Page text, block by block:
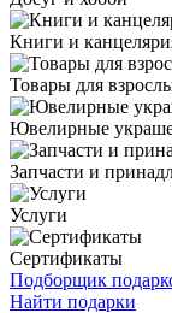
Книги и
Товары для
Ювелирные
Запчасти и
Услуги
Сертификаты
Подборщик
Найти подарки